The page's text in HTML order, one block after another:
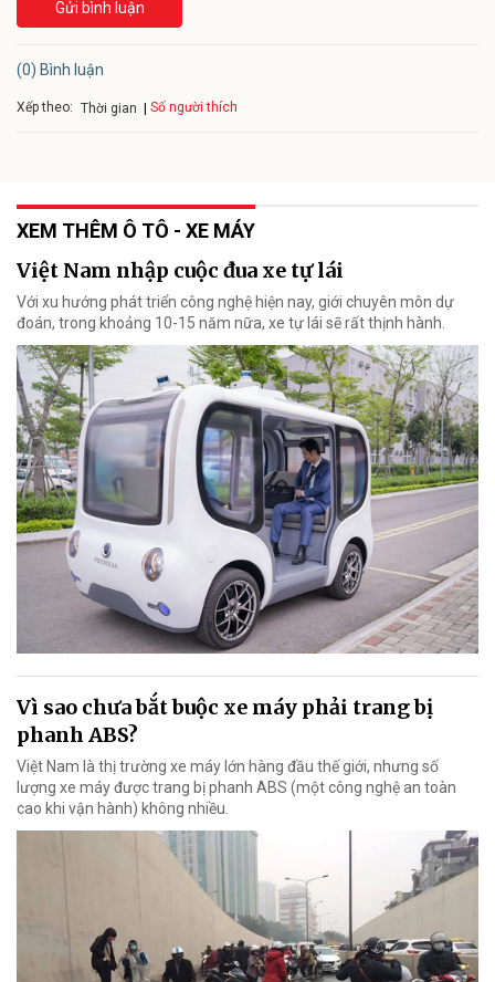
Gửi bình luận
(0) Bình luận
Xếp theo: Thời gian Số người thích
XEM THÊM Ô TÔ - XE MÁY
Việt Nam nhập cuộc đua xe tự lái
Với xu hướng phát triển công nghệ hiện nay, giới chuyên môn dự
đoán, trong khoảng 10-15 năm nữa, xe tự lái sẽ rất thịnh hành.
Vì sao chưa bắt buộc xe máy phải trang bị
phanh ABS?
Việt Nam là thị trường xe máy lớn hàng đầu thế giới, nhưng số
lượng xe máy được trang bị phanh ABS (một công nghệ an toàn
cao khi vận hành) không nhiều.